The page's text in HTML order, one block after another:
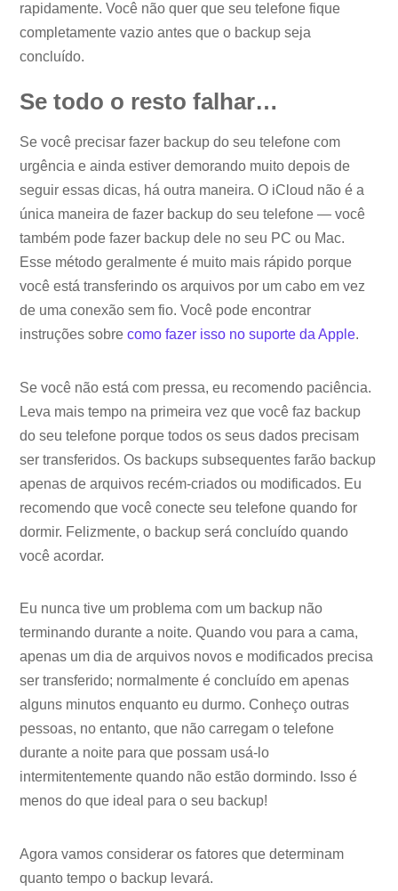
rapidamente. Você não quer que seu telefone fique
completamente vazio antes que o backup seja
concluído.
Se todo o resto falhar…
Se você precisar fazer backup do seu telefone com
urgência e ainda estiver demorando muito depois de
seguir essas dicas, há outra maneira. O iCloud não é a
única maneira de fazer backup do seu telefone — você
também pode fazer backup dele no seu PC ou Mac.
Esse método geralmente é muito mais rápido porque
você está transferindo os arquivos por um cabo em vez
de uma conexão sem fio. Você pode encontrar
instruções sobrecomo fazer isso no suporte da Apple.
Se você não está com pressa, eu recomendo paciência.
Leva mais tempo na primeira vez que você faz backup
do seu telefone porque todos os seus dados precisam
ser transferidos. Os backups subsequentes farão backup
apenas de arquivos recém-criados ou modificados. Eu
recomendo que você conecte seu telefone quando for
dormir. Felizmente, o backup será concluído quando
você acordar.
Eu nunca tive um problema com um backup não
terminando durante a noite. Quando vou para a cama,
apenas um dia de arquivos novos e modificados precisa
ser transferido; normalmente é concluído em apenas
alguns minutos enquanto eu durmo. Conheço outras
pessoas, no entanto, que não carregam o telefone
durante a noite para que possam usá-lo
intermitentemente quando não estão dormindo. Isso é
menos do que ideal para o seu backup!
Agora vamos considerar os fatores que determinam
quanto tempo o backup levará.